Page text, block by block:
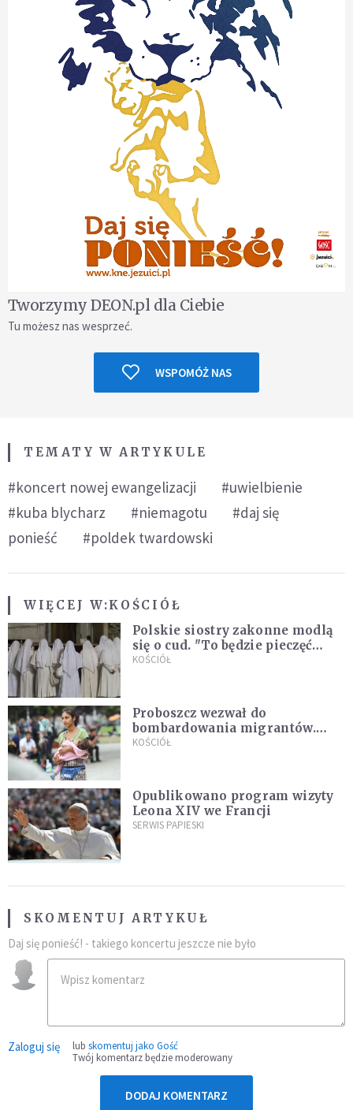
Tworzymy DEON.pl dla Ciebie
Tu możesz nas wesprzeć.
WSPOMÓŻ NAS
TEMATY W ARTYKULE
#koncert nowej ewangelizacji
#uwielbienie
#kuba blycharz
#niemagotu
#daj się
ponieść
#poldek twardowski
WIĘCEJ W:KOŚCIÓŁ
Polskie siostry zakonne modlą
się o cud. "To będzie pieczęć
Pana Boga dla naszej wiary"
KOŚCIÓŁ
Proboszcz wezwał do
bombardowania migrantów.
"Masowy ogień przeciwko
KOŚCIÓŁ
Opublikowano program wizyty
Leona XIV we Francji
SERWIS PAPIESKI
SKOMENTUJ ARTYKUŁ
Daj się ponieść! - takiego koncertu jeszcze nie było
Zaloguj się lub skomentuj jako Gość
Twój komentarz będzie moderowany
DODAJ KOMENTARZ